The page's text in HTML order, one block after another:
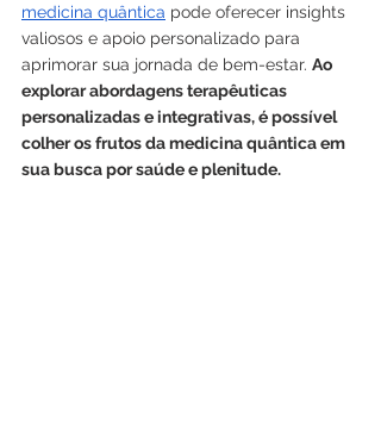
medicina quântica pode oferecer insights
valiosos e apoio personalizado para
aprimorar sua jornada de bem-estar. Ao
explorar abordagens terapêuticas
personalizadas e integrativas, é possível
colher os frutos da medicina quântica em
sua busca por saúde e plenitude.